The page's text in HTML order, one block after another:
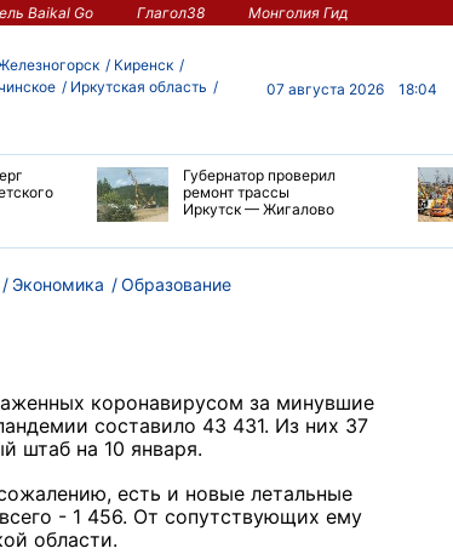
Baikal Go Глагол38 Монголия Гид
Киренск
Иркутская область
07 августа 2026 18:04
Губернатор проверил
ремонт трассы
Иркутск — Жигалово
Экономика Образование
коронавирусом за минувшие
составило 43 431. Из них 37
штаб на 10 января.
есть и новые летальные
- 1 456. От сопутствующих ему
области.